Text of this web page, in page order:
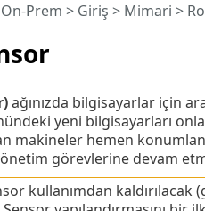
On-Prem > Giriş > Mimari >
ağınızda bilgisayarlar için
yeni bilgisayarları
makineler hemen
görevlerine devam
kullanımdan